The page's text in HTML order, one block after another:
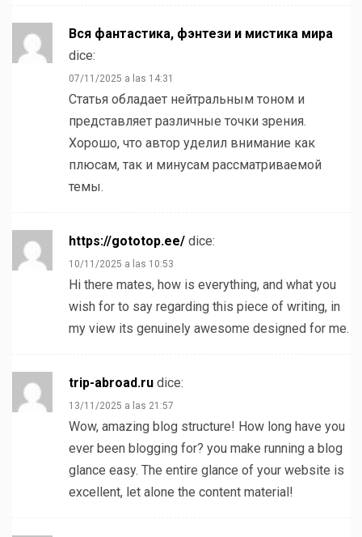
Вся фантастика, фэнтези и мистика мира
dice:
07/11/2025 a las 14:31
Статья обладает нейтральным тоном и
представляет различные точки зрения.
Хорошо, что автор уделил внимание как
плюсам, так и минусам рассматриваемой
темы.
https://gototop.ee/ dice:
10/11/2025 a las 10:53
Hi there mates, how is everything, and what you
wish for to say regarding this piece of writing, in
my view its genuinely awesome designed for me.
trip-abroad.ru dice:
13/11/2025 a las 21:57
Wow, amazing blog structure! How long have you
ever been blogging for? you make running a blog
glance easy. The entire glance of your website is
excellent, let alone the content material!